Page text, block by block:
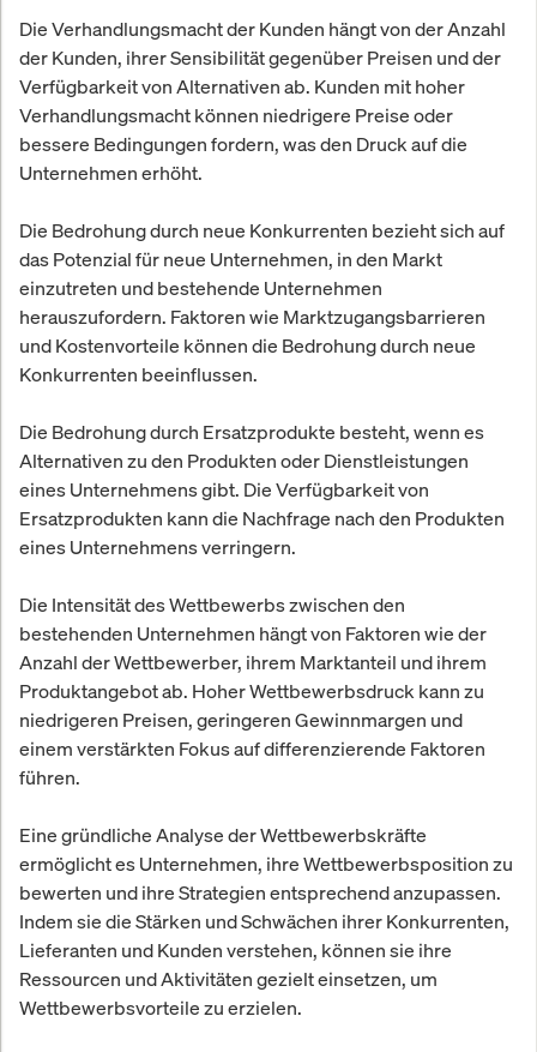
Die Verhandlungsmacht der Kunden hängt von der Anzahl
der Kunden, ihrer Sensibilität gegenüber Preisen und der
Verfügbarkeit von Alternativen ab. Kunden mit hoher
Verhandlungsmacht können niedrigere Preise oder
bessere Bedingungen fordern, was den Druck auf die
Unternehmen erhöht.
Die Bedrohung durch neue Konkurrenten bezieht sich auf
das Potenzial für neue Unternehmen, in den Markt
einzutreten und bestehende Unternehmen
herauszufordern. Faktoren wie Marktzugangsbarrieren
und Kostenvorteile können die Bedrohung durch neue
Konkurrenten beeinflussen.
Die Bedrohung durch Ersatzprodukte besteht, wenn es
Alternativen zu den Produkten oder Dienstleistungen
eines Unternehmens gibt. Die Verfügbarkeit von
Ersatzprodukten kann die Nachfrage nach den Produkten
eines Unternehmens verringern.
Die Intensität des Wettbewerbs zwischen den
bestehenden Unternehmen hängt von Faktoren wie der
Anzahl der Wettbewerber, ihrem Marktanteil und ihrem
Produktangebot ab. Hoher Wettbewerbsdruck kann zu
niedrigeren Preisen, geringeren Gewinnmargen und
einem verstärkten Fokus auf differenzierende Faktoren
führen.
Eine gründliche Analyse der Wettbewerbskräfte
ermöglicht es Unternehmen, ihre Wettbewerbsposition zu
bewerten und ihre Strategien entsprechend anzupassen.
Indem sie die Stärken und Schwächen ihrer Konkurrenten,
Lieferanten und Kunden verstehen, können sie ihre
Ressourcen und Aktivitäten gezielt einsetzen, um
Wettbewerbsvorteile zu erzielen.